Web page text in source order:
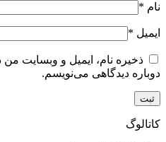
نام *
ایمیل *
ذخیره نام، ایمیل و وبسایت
دوباره دیدگاهی می‌نویسم.
کاتالوگ